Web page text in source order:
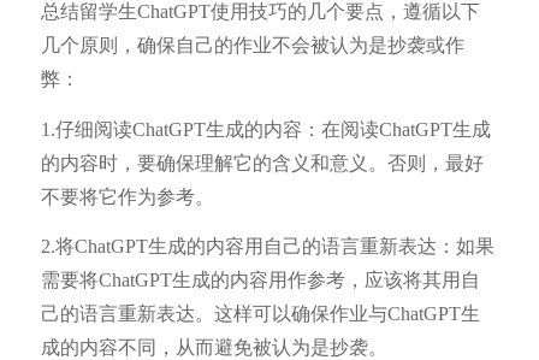
总结留学生ChatGPT使用技巧的几个要点，遵循以下
几个原则，确保自己的作业不会被认为是抄袭或作
弊：
1.仔细阅读ChatGPT生成的内容：在阅读ChatGPT生成
的内容时，要确保理解它的含义和意义。否则，最好
不要将它作为参考。
2.将ChatGPT生成的内容用自己的语言重新表达：如果
需要将ChatGPT生成的内容用作参考，应该将其用自
己的语言重新表达。这样可以确保作业与ChatGPT生
成的内容不同，从而避免被认为是抄袭。